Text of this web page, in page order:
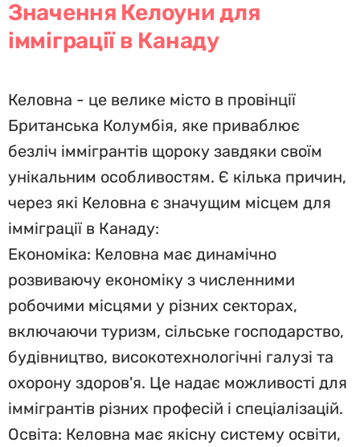
Значення Келоуни для
імміграції в Канаду
Келовна - це велике місто в провінції
Британська Колумбія, яке приваблює
безліч іммігрантів щороку завдяки своїм
унікальним особливостям. Є кілька причин,
через які Келовна є значущим місцем для
імміграції в Канаду:
Економіка: Келовна має динамічно
розвиваючу економіку з численними
робочими місцями у різних секторах,
включаючи туризм, сільське господарство,
будівництво, високотехнологічні галузі та
охорону здоров'я. Це надає можливості для
іммігрантів різних професій і спеціалізацій.
Освіта: Келовна має якісну систему освіти,